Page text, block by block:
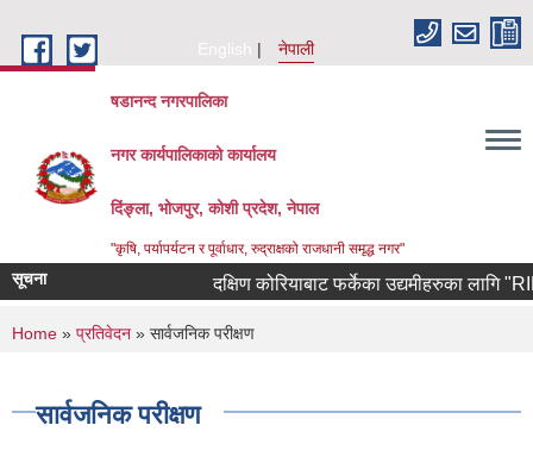
English
नेपाली
षडानन्द नगरपालिका
नगर कार्यपालिकाको कार्यालय
दिंङ्ला, भोजपुर, कोशी प्रदेश, नेपाल
"कृषि, पर्यापर्यटन र पूर्वाधार, रुद्राक्षको राजधानी समृद्ध नगर"
सूचना दक्षिण कोरियाबाट फर्केका उद्यमीहरुका लागि
You are here
Home » प्रतिवेदन » सार्वजनिक परीक्षण
सार्वजनिक परीक्षण